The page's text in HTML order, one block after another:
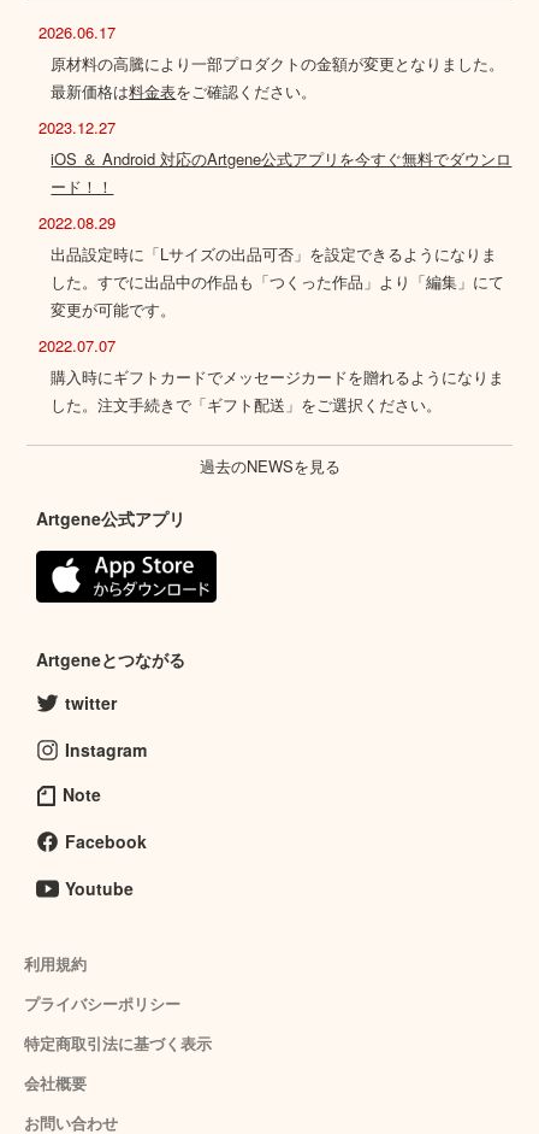
2026.06.17
原材料の高騰により一部プロダクトの金額が変更となりました。
最新価格は料金表をご確認ください。
2023.12.27
iOS ＆ Android 対応のArtgene公式アプリを今すぐ無料でダウンロ
ード！！
2022.08.29
出品設定時に「Lサイズの出品可否」を設定できるようになりま
した。すでに出品中の作品も「つくった作品」より「編集」にて
変更が可能です。
2022.07.07
購入時にギフトカードでメッセージカードを贈れるようになりま
した。注文手続きで「ギフト配送」をご選択ください。
過去のNEWSを見る
Artgene公式アプリ
Artgeneとつながる
twitter
Instagram
Note
Facebook
Youtube
利用規約
プライバシーポリシー
特定商取引法に基づく表示
会社概要
お問い合わせ